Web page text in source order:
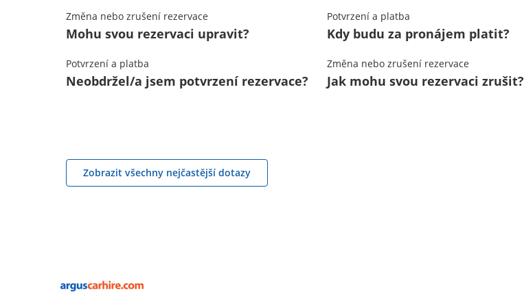
Změna nebo zrušení rezervace
Mohu svou rezervaci upravit?
Potvrzení a platba
Kdy budu za pronájem platit?
Potvrzení a platba
Neobdržel/a jsem potvrzení rezervace?
Změna nebo zrušení rezervace
Jak mohu svou rezervaci zrušit?
Zobrazit všechny nejčastější dotazy